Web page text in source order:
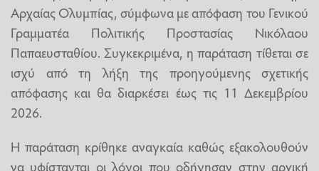
Αρχαίας Ολυμπίας, σύμφωνα με απόφαση του Γενικού
Γραμματέα Πολιτικής Προστασίας Νικόλαου
Παπαευσταθίου. Συγκεκριμένα, η παράταση τίθεται σε
ισχύ από τη λήξη της προηγούμενης σχετικής
απόφασης και θα διαρκέσει έως τις 11 Δεκεμβρίου
2026.
Η παράταση κρίθηκε αναγκαία καθώς εξακολουθούν
να υφίστανται οι λόγοι που οδήγησαν στην αρχική